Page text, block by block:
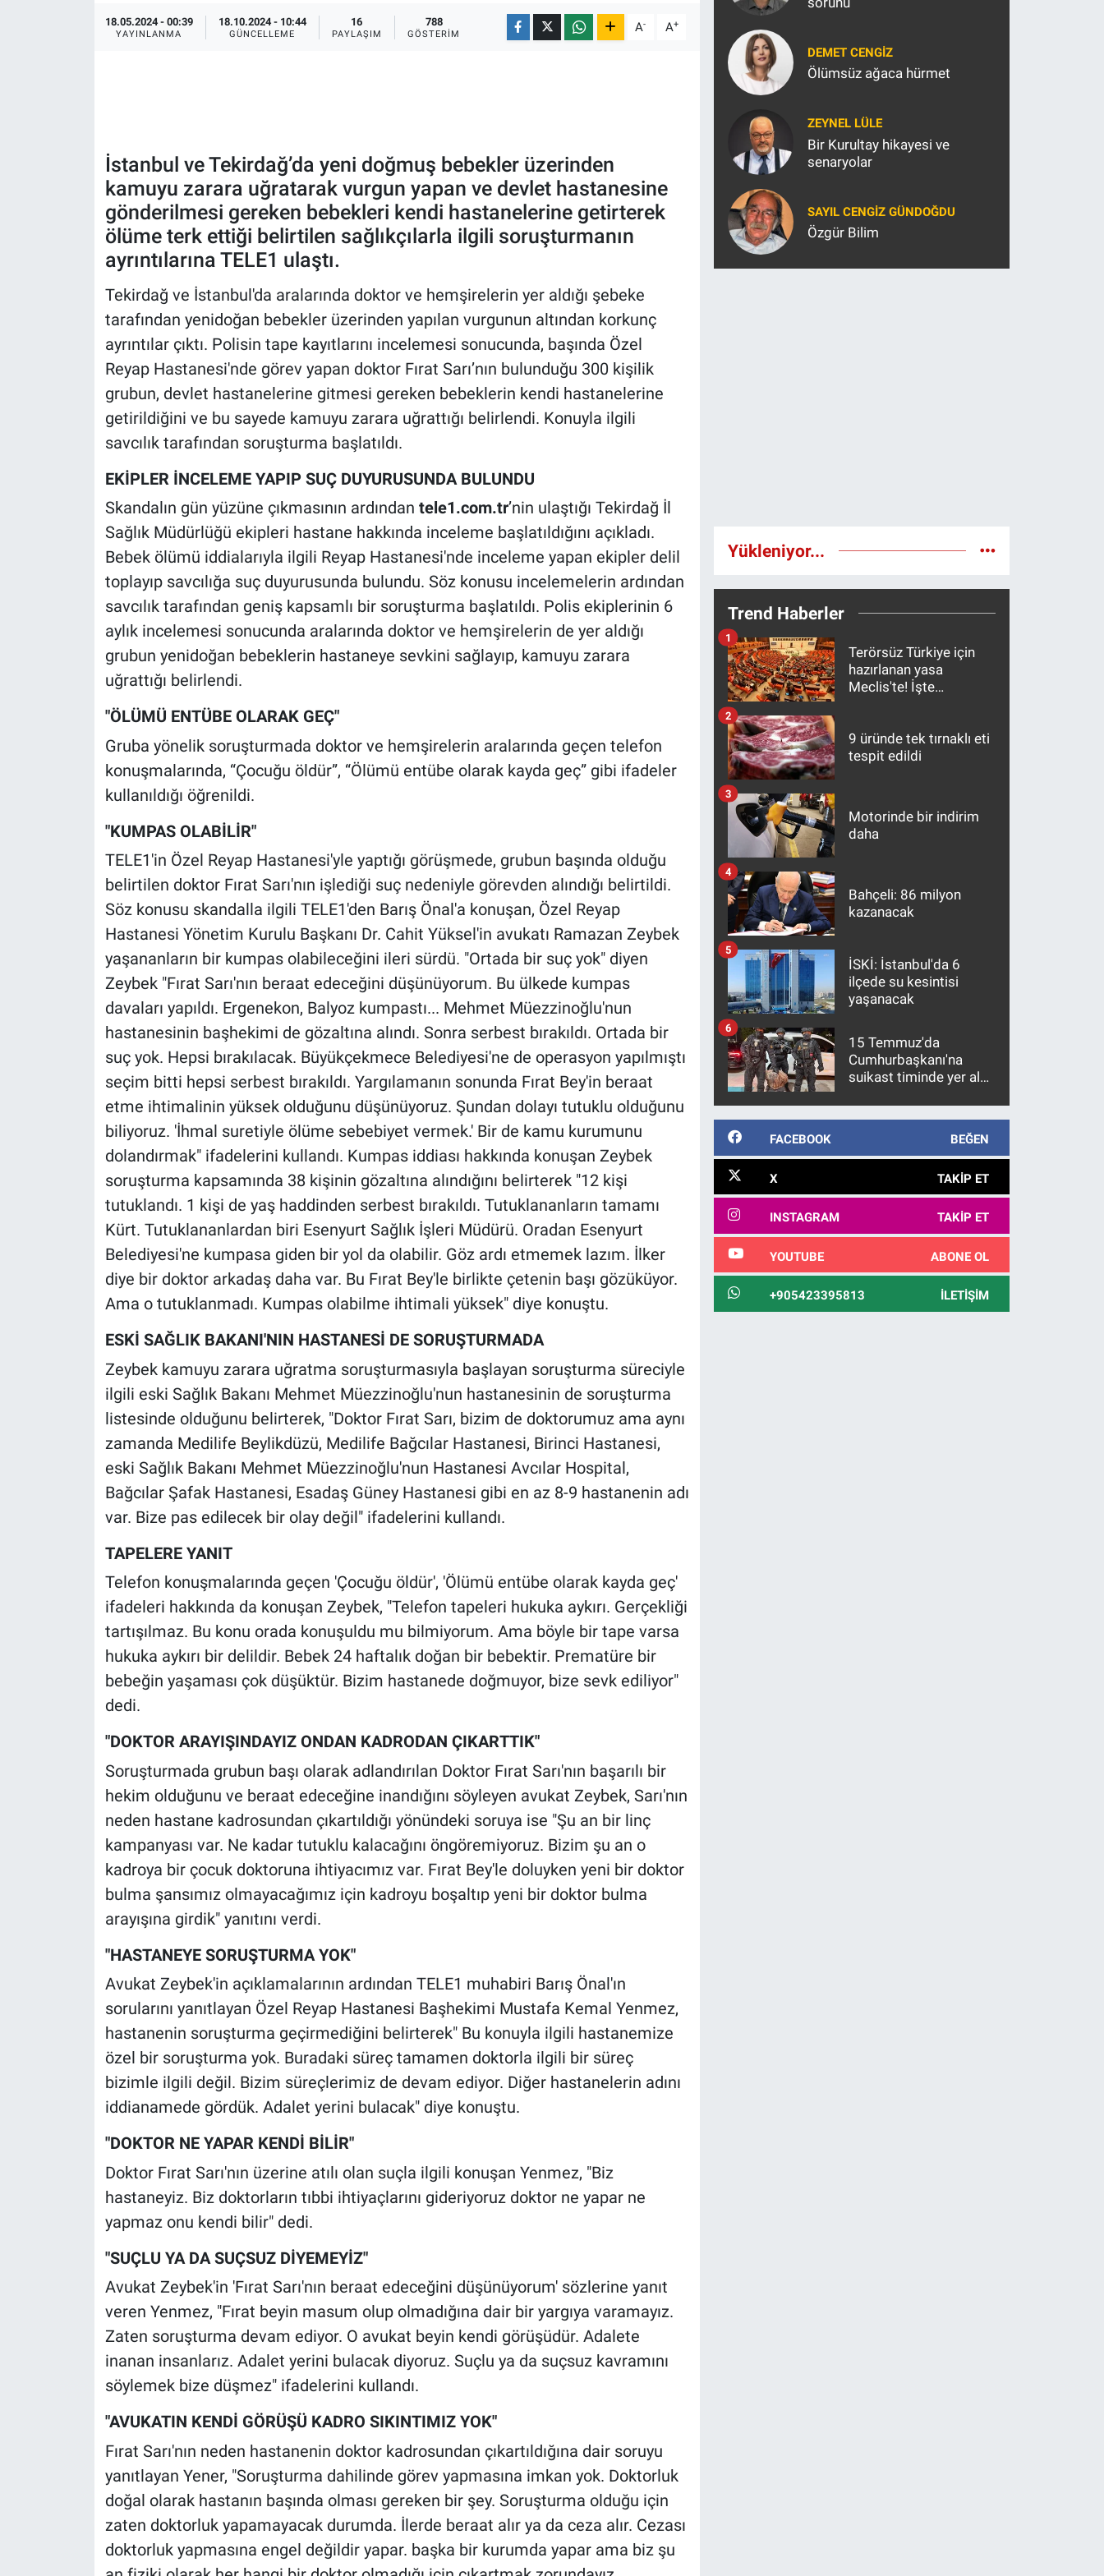
18.05.2024 - 00:39
YAYINLANMA
18.10.2024 - 10:44
GÜNCELLEME
16
PAYLAŞIM
788
GÖSTERIM A- A+
İstanbul ve Tekirdağ’da yeni doğmuş bebekler üzerinden
kamuyu zarara uğratarak vurgun yapan ve devlet hastanesine
gönderilmesi gereken bebekleri kendi hastanelerine getirterek
ölüme terk ettiği belirtilen sağlıkçılarla ilgili soruşturmanın
ayrıntılarına TELE1 ulaştı.
Tekirdağ ve İstanbul'da aralarında doktor ve hemşirelerin yer aldığı şebeke
tarafından yenidoğan bebekler üzerinden yapılan vurgunun altından korkunç
ayrıntılar çıktı. Polisin tape kayıtlarını incelemesi sonucunda, başında Özel
Reyap Hastanesi'nde görev yapan doktor Fırat Sarı’nın bulunduğu 300 kişilik
grubun, devlet hastanelerine gitmesi gereken bebeklerin kendi hastanelerine
getirildiğini ve bu sayede kamuyu zarara uğrattığı belirlendi. Konuyla ilgili
savcılık tarafından soruşturma başlatıldı.
EKİPLER İNCELEME YAPIP SUÇ DUYURUSUNDA BULUNDU
Skandalın gün yüzüne çıkmasının ardından tele1.com.tr’nin ulaştığı Tekirdağ İl
Sağlık Müdürlüğü ekipleri hastane hakkında inceleme başlatıldığını açıkladı.
Bebek ölümü iddialarıyla ilgili Reyap Hastanesi'nde inceleme yapan ekipler delil
toplayıp savcılığa suç duyurusunda bulundu. Söz konusu incelemelerin ardından
savcılık tarafından geniş kapsamlı bir soruşturma başlatıldı. Polis ekiplerinin 6
aylık incelemesi sonucunda aralarında doktor ve hemşirelerin de yer aldığı
grubun yenidoğan bebeklerin hastaneye sevkini sağlayıp, kamuyu zarara
uğrattığı belirlendi.
"ÖLÜMÜ ENTÜBE OLARAK GEÇ"
Gruba yönelik soruşturmada doktor ve hemşirelerin aralarında geçen telefon
konuşmalarında, “Çocuğu öldür”, “Ölümü entübe olarak kayda geç” gibi ifadeler
kullanıldığı öğrenildi.
"KUMPAS OLABİLİR"
TELE1'in Özel Reyap Hastanesi'yle yaptığı görüşmede, grubun başında olduğu
belirtilen doktor Fırat Sarı'nın işlediği suç nedeniyle görevden alındığı belirtildi.
Söz konusu skandalla ilgili TELE1'den Barış Önal'a konuşan, Özel Reyap
Hastanesi Yönetim Kurulu Başkanı Dr. Cahit Yüksel'in avukatı Ramazan Zeybek
yaşananların bir kumpas olabileceğini ileri sürdü. "Ortada bir suç yok" diyen
Zeybek "Fırat Sarı'nın beraat edeceğini düşünüyorum. Bu ülkede kumpas
davaları yapıldı. Ergenekon, Balyoz kumpastı... Mehmet Müezzinoğlu'nun
hastanesinin başhekimi de gözaltına alındı. Sonra serbest bırakıldı. Ortada bir
suç yok. Hepsi bırakılacak. Büyükçekmece Belediyesi'ne de operasyon yapılmıştı
seçim bitti hepsi serbest bırakıldı. Yargılamanın sonunda Fırat Bey'in beraat
etme ihtimalinin yüksek olduğunu düşünüyoruz. Şundan dolayı tutuklu olduğunu
biliyoruz. 'İhmal suretiyle ölüme sebebiyet vermek.' Bir de kamu kurumunu
dolandırmak" ifadelerini kullandı. Kumpas iddiası hakkında konuşan Zeybek
soruşturma kapsamında 38 kişinin gözaltına alındığını belirterek "12 kişi
tutuklandı. 1 kişi de yaş haddinden serbest bırakıldı. Tutuklananların tamamı
Kürt. Tutuklananlardan biri Esenyurt Sağlık İşleri Müdürü. Oradan Esenyurt
Belediyesi'ne kumpasa giden bir yol da olabilir. Göz ardı etmemek lazım. İlker
diye bir doktor arkadaş daha var. Bu Fırat Bey'le birlikte çetenin başı gözüküyor.
Ama o tutuklanmadı. Kumpas olabilme ihtimali yüksek" diye konuştu.
ESKİ SAĞLIK BAKANI'NIN HASTANESİ DE SORUŞTURMADA
Zeybek kamuyu zarara uğratma soruşturmasıyla başlayan soruşturma süreciyle
ilgili eski Sağlık Bakanı Mehmet Müezzinoğlu'nun hastanesinin de soruşturma
listesinde olduğunu belirterek, "Doktor Fırat Sarı, bizim de doktorumuz ama aynı
zamanda Medilife Beylikdüzü, Medilife Bağcılar Hastanesi, Birinci Hastanesi,
eski Sağlık Bakanı Mehmet Müezzinoğlu'nun Hastanesi Avcılar Hospital,
Bağcılar Şafak Hastanesi, Esadaş Güney Hastanesi gibi en az 8-9 hastanenin adı
var. Bize pas edilecek bir olay değil" ifadelerini kullandı.
TAPELERE YANIT
Telefon konuşmalarında geçen 'Çocuğu öldür', 'Ölümü entübe olarak kayda geç'
ifadeleri hakkında da konuşan Zeybek, "Telefon tapeleri hukuka aykırı. Gerçekliği
tartışılmaz. Bu konu orada konuşuldu mu bilmiyorum. Ama böyle bir tape varsa
hukuka aykırı bir delildir. Bebek 24 haftalık doğan bir bebektir. Prematüre bir
bebeğin yaşaması çok düşüktür. Bizim hastanede doğmuyor, bize sevk ediliyor"
dedi.
"DOKTOR ARAYIŞINDAYIZ ONDAN KADRODAN ÇIKARTTIK"
Soruşturmada grubun başı olarak adlandırılan Doktor Fırat Sarı'nın başarılı bir
hekim olduğunu ve beraat edeceğine inandığını söyleyen avukat Zeybek, Sarı'nın
neden hastane kadrosundan çıkartıldığı yönündeki soruya ise "Şu an bir linç
kampanyası var. Ne kadar tutuklu kalacağını öngöremiyoruz. Bizim şu an o
kadroya bir çocuk doktoruna ihtiyacımız var. Fırat Bey'le doluyken yeni bir doktor
bulma şansımız olmayacağımız için kadroyu boşaltıp yeni bir doktor bulma
arayışına girdik" yanıtını verdi.
"HASTANEYE SORUŞTURMA YOK"
Avukat Zeybek'in açıklamalarının ardından TELE1 muhabiri Barış Önal'ın
sorularını yanıtlayan Özel Reyap Hastanesi Başhekimi Mustafa Kemal Yenmez,
hastanenin soruşturma geçirmediğini belirterek" Bu konuyla ilgili hastanemize
özel bir soruşturma yok. Buradaki süreç tamamen doktorla ilgili bir süreç
bizimle ilgili değil. Bizim süreçlerimiz de devam ediyor. Diğer hastanelerin adını
iddianamede gördük. Adalet yerini bulacak" diye konuştu.
"DOKTOR NE YAPAR KENDİ BİLİR"
Doktor Fırat Sarı'nın üzerine atılı olan suçla ilgili konuşan Yenmez, "Biz
hastaneyiz. Biz doktorların tıbbi ihtiyaçlarını gideriyoruz doktor ne yapar ne
yapmaz onu kendi bilir" dedi.
"SUÇLU YA DA SUÇSUZ DİYEMEYİZ"
Avukat Zeybek'in 'Fırat Sarı'nın beraat edeceğini düşünüyorum' sözlerine yanıt
veren Yenmez, "Fırat beyin masum olup olmadığına dair bir yargıya varamayız.
Zaten soruşturma devam ediyor. O avukat beyin kendi görüşüdür. Adalete
inanan insanlarız. Adalet yerini bulacak diyoruz. Suçlu ya da suçsuz kavramını
söylemek bize düşmez" ifadelerini kullandı.
"AVUKATIN KENDİ GÖRÜŞÜ KADRO SIKINTIMIZ YOK"
Fırat Sarı'nın neden hastanenin doktor kadrosundan çıkartıldığına dair soruyu
yanıtlayan Yener, "Soruşturma dahilinde görev yapmasına imkan yok. Doktorluk
doğal olarak hastanın başında olması gereken bir şey. Soruşturma olduğu için
zaten doktorluk yapamayacak durumda. İlerde beraat alır ya da ceza alır. Cezası
doktorluk yapmasına engel değildir yapar. başka bir kurumda yapar ama biz şu
DEMET CENGIZ
Ölümsüz ağaca hürmet
ZEYNEL LÜLE
Bir Kurultay hikayesi ve
senaryolar
SAYIL CENGIZ GÜNDOĞDU
Özgür Bilim
Yükleniyor...
Trend Haberler
Terörsüz Türkiye için
hazırlanan yasa
Meclis'te! İşte
1
9 üründe tek tırnaklı eti
tespit edildi
2
Motorinde bir indirim
daha
3
Bahçeli: 86 milyon
kazanacak
4
İSKİ: İstanbul'da 6
ilçede su kesintisi
yaşanacak
5
15 Temmuz'da
Cumhurbaşkanı'na
suikast timinde yer alan
10 yıl sonra yakalandı
6
FACEBOOK BEĞEN
X TAKIP ET
INSTAGRAM TAKIP ET
YOUTUBE ABONE OL
+905423395813 İLETIŞIM
Ege'den Esintiler
Gerçeğin İzinde
Gün Bitiyor
Gün Ortası
Gündem Özel
Günün görüntüsü
Koronavirüs
Kültür Sanat
Programlar
Teknoloji
Türkiye'nin Geleceği
Türkiye'nin Gündemi
Yerel Gündem
Canlı Yayın